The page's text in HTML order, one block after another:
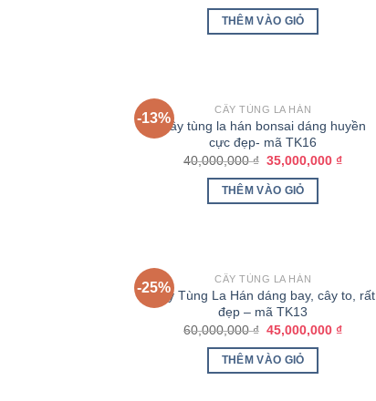
THÊM VÀO GIỎ
-13%
HẾT HÀNG
CÂY TÙNG LA HÁN
Cây tùng la hán bonsai dáng huyền
cực đẹp- mã TK16
40,000,000₫ 35,000,000 ₫
THÊM VÀO GIỎ
-25%
HẾT HÀNG
CÂY TÙNG LA HÁN
Cây Tùng La Hán dáng bay, cây to, rất
đẹp – mã TK13
60,000,000₫ 45,000,000 ₫
THÊM VÀO GIỎ